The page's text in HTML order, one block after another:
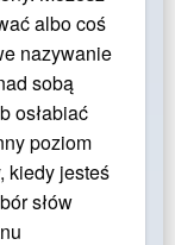
albo coś
nazywanie
sobą
osłabiać
poziom
kiedy jesteś
słów